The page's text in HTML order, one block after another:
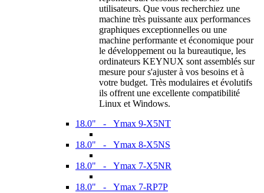
utilisateurs. Que vous recherchiez une
machine très puissante aux performances
graphiques exceptionnelles ou une
machine performante et économique pour
le développement ou la bureautique, les
ordinateurs KEYNUX sont assemblés sur
mesure pour s'ajuster à vos besoins et à
votre budget. Très modulaires et évolutifs
ils offrent une excellente compatibilité
Linux et Windows.
18.0" - Ymax 9-X5NT
18.0" - Ymax 8-X5NS
18.0" - Ymax 7-X5NR
18.0" - Ymax 7-RP7P